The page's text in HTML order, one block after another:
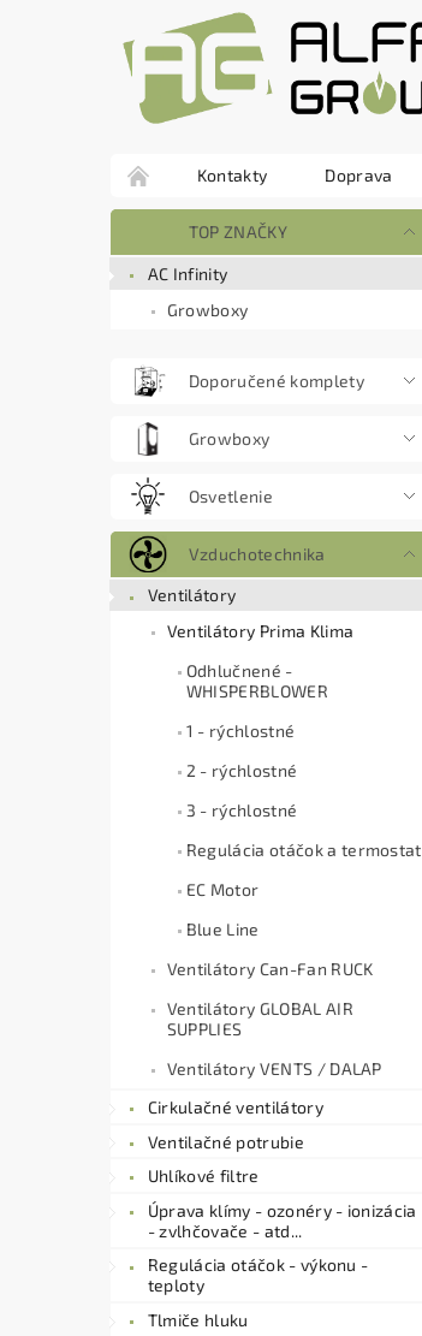
Kontakty Doprava
TOP ZNAČKY
AC Infinity
Growboxy
Doporučené komplety
Growboxy
Osvetlenie
Vzduchotechnika
Ventilátory
Ventilátory Prima Klima
Odhlučnené -
WHISPERBLOWER
1 - rýchlostné
2 - rýchlostné
3 - rýchlostné
Regulácia otáčok a termostat
EC Motor
Blue Line
Ventilátory Can-Fan RUCK
Ventilátory GLOBAL AIR
SUPPLIES
Ventilátory VENTS / DALAP
Cirkulačné ventilátory
Ventilačné potrubie
Uhlíkové filtre
Úprava klímy - ozonéry - ionizácia
- zvlhčovače - atd...
Regulácia otáčok - výkonu -
teploty
Tlmiče hluku